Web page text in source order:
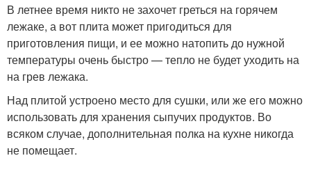
В летнее время никто не захочет греться на горячем
лежаке, а вот плита может пригодиться для
приготовления пищи, и ее можно натопить до нужной
температуры очень быстро — тепло не будет уходить на
на грев лежака.
Над плитой устроено место для сушки, или же его можно
использовать для хранения сыпучих продуктов. Во
всяком случае, дополнительная полка на кухне никогда
не помещает.